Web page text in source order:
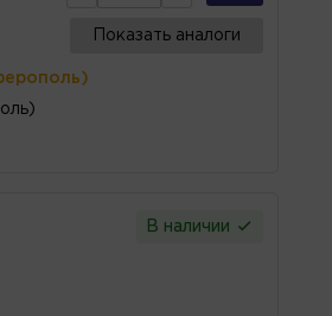
Показать аналоги
В наличии